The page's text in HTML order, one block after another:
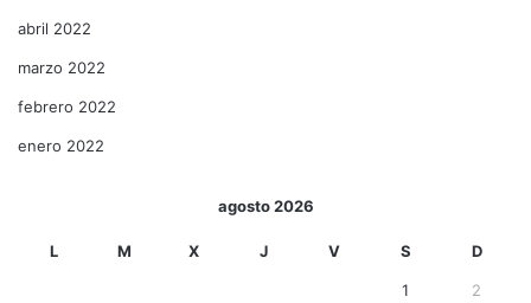
abril 2022
marzo 2022
febrero 2022
enero 2022
agosto 2026
L M X J V S D
1 2